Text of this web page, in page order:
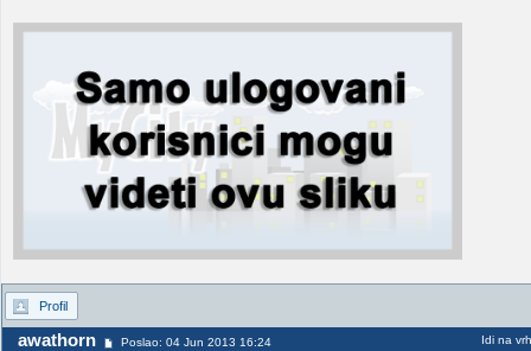
Profil
awathorn Poslao: 04 Jun 2013 16:24 Idi na vrh